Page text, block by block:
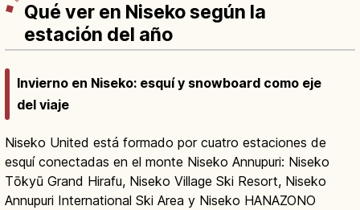
Qué ver en Niseko según la
estación del año
Invierno en Niseko: esquí y snowboard como eje
del viaje
Niseko United está formado por cuatro estaciones de
esquí conectadas en el monte Niseko Annupuri: Niseko
Tōkyū Grand Hirafu, Niseko Village Ski Resort, Niseko
Annupuri International Ski Area y Niseko HANAZONO